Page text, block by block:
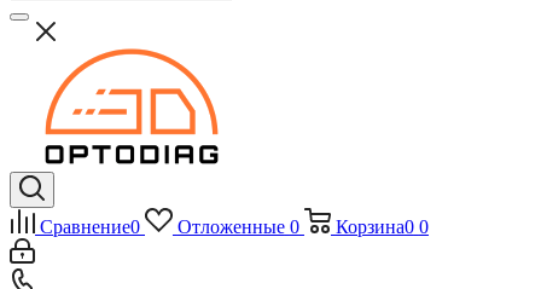
Сравнение0 Отложенные 0 Корзина0 0